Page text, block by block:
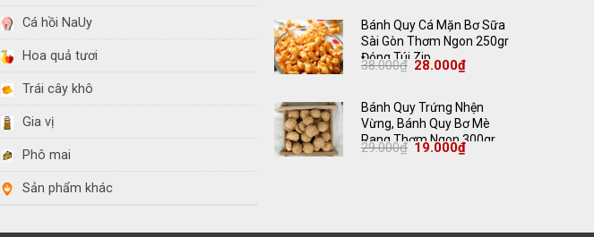
Cá hồi NaUy
Hoa quả tươi
Trái cây khô
Gia vị
Phô mai
Sản phẩm khác
29.000₫.
Bánh Quy Cá Mặn Bơ Sữa
Sài Gòn Thơm Ngon 250gr
Đóng Túi Zip
38.000₫ Giá
gốc
28.000₫Giá
28.000₫.
Bánh Quy Trứng Nhện
Vừng, Bánh Quy Bơ Mè
Rang Thơm Ngon 300gr
29.000₫ Giá
gốc
19.000₫Giá